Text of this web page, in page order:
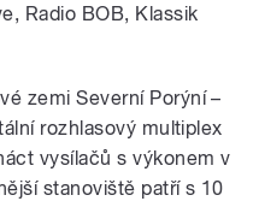
Radio BOB, Klassik
zemi Severní Porýní –
rozhlasový multiplex
vysílačů s výkonem v
stanoviště patří s 10